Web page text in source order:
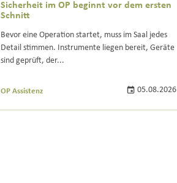
Sicherheit im OP beginnt vor dem ersten
Schnitt
Bevor eine Operation startet, muss im Saal jedes
Detail stimmen. Instrumente liegen bereit, Geräte
sind geprüft, der...
OP Assistenz 05.08.2026